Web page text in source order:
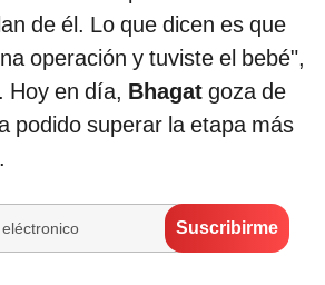
de él. Lo que dicen es que
operación y tuviste el bebé",
Hoy en día, Bhagat goza de
podido superar la etapa más